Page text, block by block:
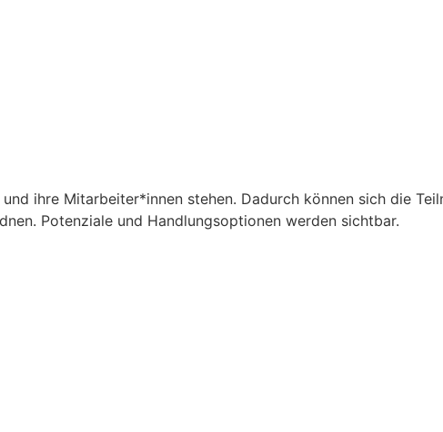
ihre Mitarbeiter*innen stehen. Dadurch können sich die
Potenziale und Handlungsoptionen werden sichtbar.